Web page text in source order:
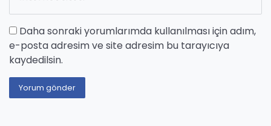
Daha sonraki yorumlarımda kullanılması için adım,
e-posta adresim ve site adresim bu tarayıcıya
kaydedilsin.